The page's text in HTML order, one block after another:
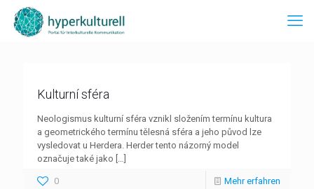
Kulturní sféra
Neologismus kulturní sféra vznikl složením termínu kultura
a geometrického termínu tělesná sféra a jeho původ lze
vysledovat u Herdera. Herder tento názorný model
označuje také jako […]
0 Mehr erfahren